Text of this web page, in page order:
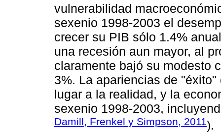
vulnerabilidad
sexenio 1998-2003 el
crecer su PIB sólo 1.4%
una recesión aun mayor, al
claramente bajó su modesto
3%. La apariencias de
lugar a la realidad, y la
sexenio 1998-2003,
Damill, Frenkel y Simpson, 2011).